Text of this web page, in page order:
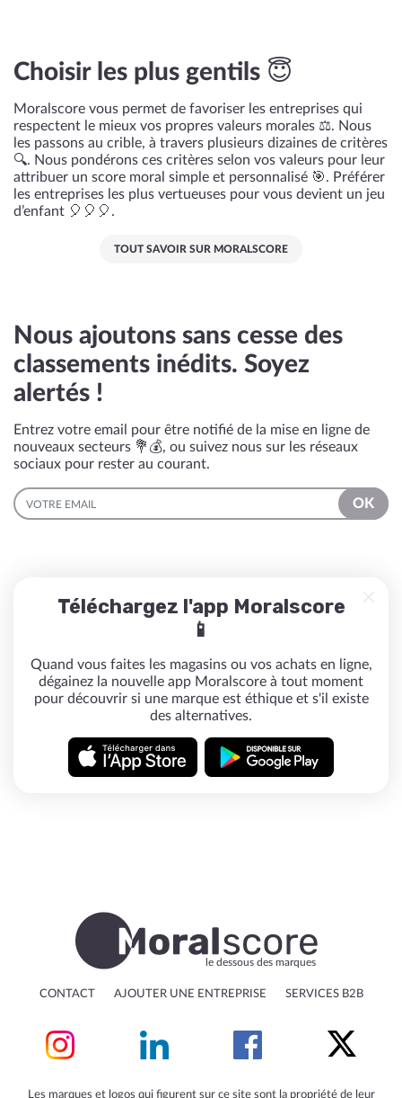
Choisir les plus gentils 😇
Moralscore vous permet de favoriser les entreprises qui
respectent le mieux vos propres valeurs morales ⚖️. Nous
les passons au crible, à travers plusieurs dizaines de critères
🔍. Nous pondérons ces critères selon vos valeurs pour leur
attribuer un score moral simple et personnalisé 🎯. Préférer
les entreprises les plus vertueuses pour vous devient un jeu
d’enfant 🎈🎈🎈.
TOUT SAVOIR SUR MORALSCORE
Nous ajoutons sans cesse des
classements inédits. Soyez
alertés !
Entrez votre email pour être notifié de la mise en ligne de
nouveaux secteurs 💐💰, ou suivez nous sur les réseaux
sociaux pour rester au courant.
EMAIL
OK
Téléchargez l'app Moralscore
📱
Quand vous faites les magasins ou vos achats en ligne,
dégainez la nouvelle app Moralscore à tout moment
pour découvrir si une marque est éthique et s'il existe
des alternatives.
le dessous des marques
CONTACT AJOUTER UNE ENTREPRISE SERVICES B2B
Les marques et logos qui figurent sur ce site sont la propriété de leur